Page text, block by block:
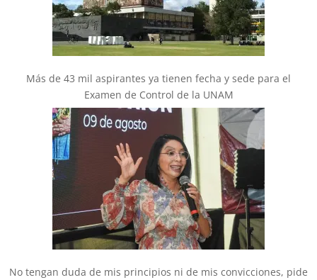
Más de 43 mil aspirantes ya tienen fecha y sede para el
Examen de Control de la UNAM
No tengan duda de mis principios ni de mis convicciones, pide